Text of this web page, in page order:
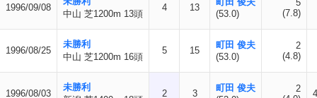
1996/09/08
中山 芝1200m 13頭
4 13
(53.0)
5
(7.8)
1996/08/25
未勝利
中山 芝1200m 16頭
5 15
町田 俊夫
(53.0)
2
(4.8)
1996/08/03
未勝利
2 3
町田 俊夫
2